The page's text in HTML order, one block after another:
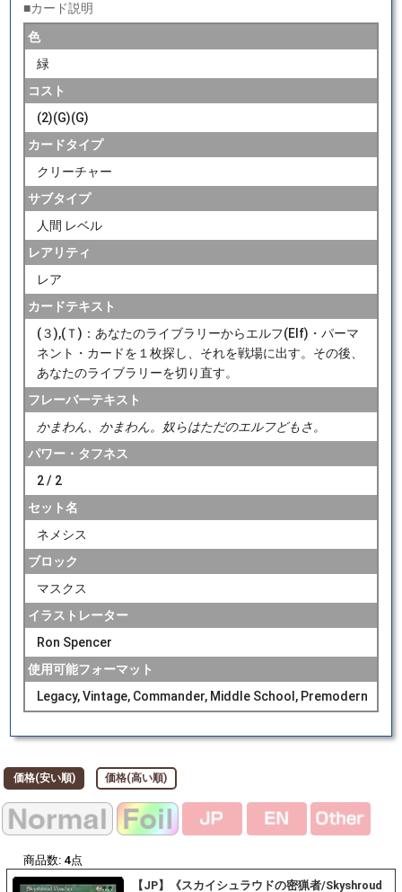
■カード説明
色
緑
コスト
(2)(G)(G)
カードタイプ
クリーチャー
サブタイプ
人間 レベル
レアリティ
レア
カードテキスト
(３),(Ｔ)：あなたのライブラリーからエルフ(Elf)・パーマ
ネント・カードを１枚探し、それを戦場に出す。その後、
あなたのライブラリーを切り直す。
フレーバーテキスト
かまわん、かまわん。奴らはただのエルフどもさ。
パワー・タフネス
2 / 2
セット名
ネメシス
ブロック
マスクス
イラストレーター
Ron Spencer
使用可能フォーマット
Legacy, Vintage, Commander, Middle School, Premodern
価格(安い順) 価格(高い順)
商品数: 4点
【JP】《スカイシュラウドの密猟者/Skyshroud